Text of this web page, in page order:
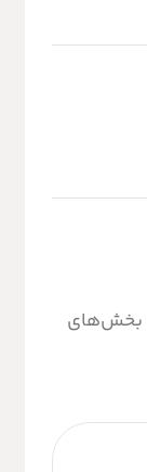
بخش‌های